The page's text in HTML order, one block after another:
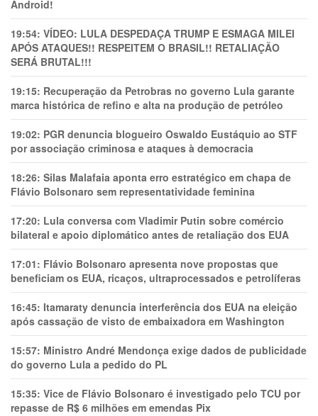
Android!
19:54: VÍDEO: LULA DESPEDAÇA TRUMP E ESMAGA MILEI
APÓS ATAQUES!! RESPEITEM O BRASIL!! RETALIAÇÃO
SERÁ BRUTAL!!!
19:15: Recuperação da Petrobras no governo Lula garante
marca histórica de refino e alta na produção de petróleo
19:02: PGR denuncia blogueiro Oswaldo Eustáquio ao STF
por associação criminosa e ataques à democracia
18:26: Silas Malafaia aponta erro estratégico em chapa de
Flávio Bolsonaro sem representatividade feminina
17:20: Lula conversa com Vladimir Putin sobre comércio
bilateral e apoio diplomático antes de retaliação dos EUA
17:01: Flávio Bolsonaro apresenta nove propostas que
beneficiam os EUA, ricaços, ultraprocessados e petrolíferas
16:45: Itamaraty denuncia interferência dos EUA na eleição
após cassação de visto de embaixadora em Washington
15:57: Ministro André Mendonça exige dados de publicidade
do governo Lula a pedido do PL
15:35: Vice de Flávio Bolsonaro é investigado pelo TCU por
repasse de R$ 6 milhões em emendas Pix